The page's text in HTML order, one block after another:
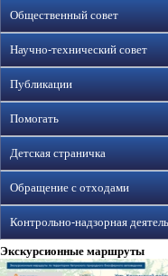
Общественный совет
Научно-технический совет
Публикации
Помогать
Детская страничка
Обращение с отходами
Контрольно-надзорная
Экскурсионные маршруты